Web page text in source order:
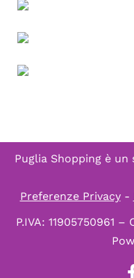
Puglia Shopping è un
Preferenze Privacy-
P.IVA: 11905750961